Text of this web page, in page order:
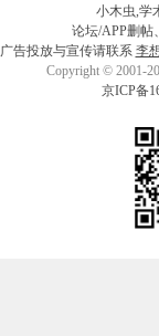
小木虫,学
论坛/APP删帖
广告投放与宣传请联系 李
Copyright © 2001-
京ICP备